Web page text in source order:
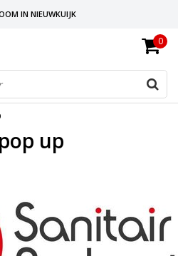
IN NIEUWKUIJK
OP AFSPRAAK
ONDER EEN DAK!
0
up